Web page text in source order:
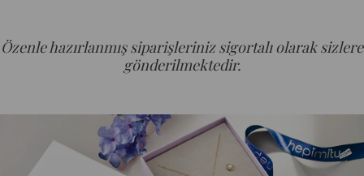
Özenle hazırlanmış siparişleriniz sigortalı olarak sizlere
gönderilmektedir.